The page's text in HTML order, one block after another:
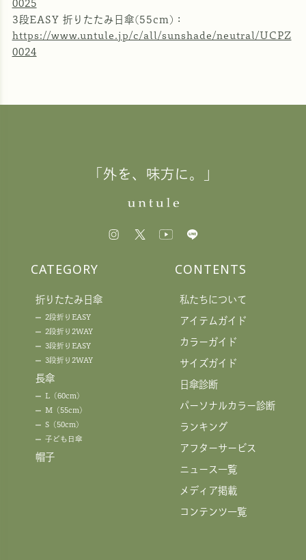
0025
3段EASY 折りたたみ日傘(55cm)：
https://www.untule.jp/c/all/sunshade/neutral/UCPZ
0024
「外を、味方に。」
CATEGORY
折りたたみ日傘
2段折りEASY
2段折り2WAY
3段折りEASY
3段折り2WAY
長傘
L（60cm）
M（55cm）
S（50cm）
子ども日傘
帽子
CONTENTS
私たちについて
アイテムガイド
カラーガイド
サイズガイド
日傘診断
パーソナルカラー診断
ランキング
アフターサービス
ニュース一覧
メディア掲載
コンテンツ一覧